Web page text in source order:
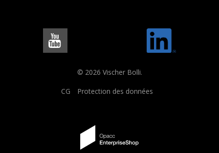
© 2026 Vischer Bolli.
CG Protection des données